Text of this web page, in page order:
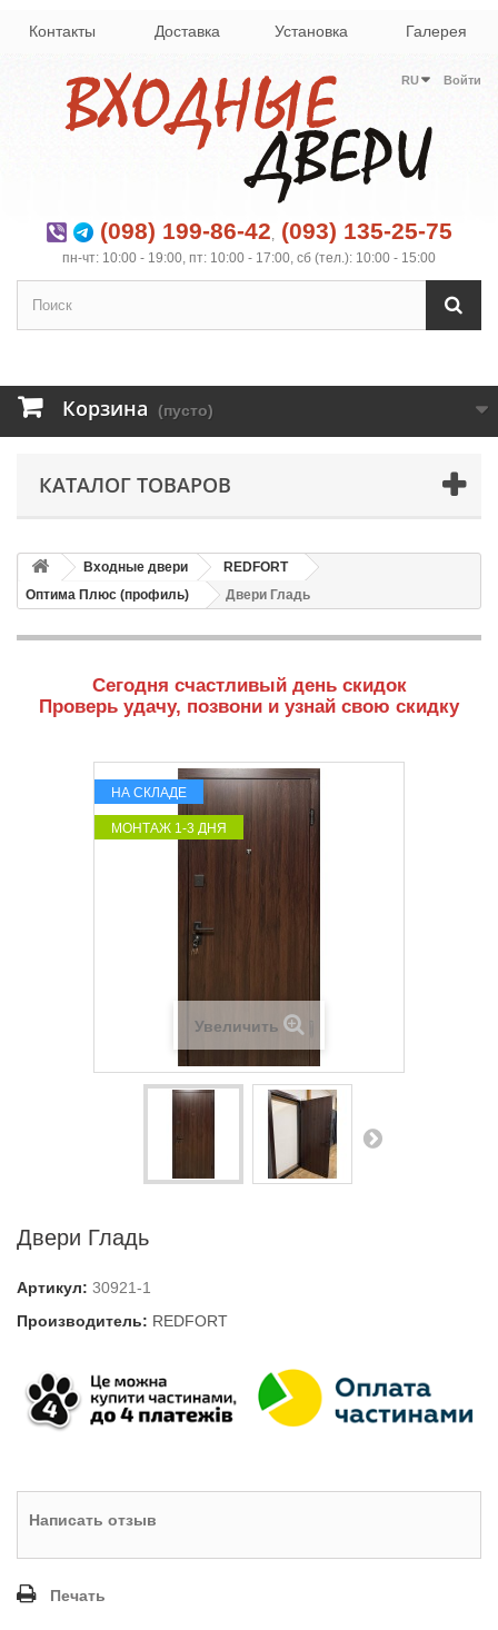
Контакты Доставка Установка Галерея
Войти
RU
(098) 199-86-42, (093) 135-25-75
пн-чт: 10:00 - 19:00, пт: 10:00 - 17:00, сб (тел.): 10:00 - 15:00
Корзина (пусто)
КАТАЛОГ ТОВАРОВ
Входные двери
REDFORT
Оптима Плюс (профиль)
Двери Гладь
Сегодня счастливый день скидок
Проверь удачу, позвони и узнай свою скидку
НА СКЛАДЕ
МОНТАЖ 1-3 ДНЯ
Увеличить
Двери Гладь
Артикул: 30921-1
Производитель: REDFORT
Написать отзыв
Печать